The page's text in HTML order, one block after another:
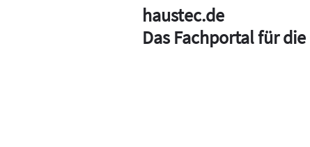
haustec.de
Das Fachportal für